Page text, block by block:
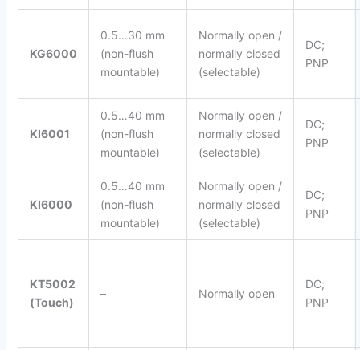
KG6000
0.5…30 mm
(non-flush
mountable)
Normally open /
normally closed
(selectable)
DC;
PNP
KI6001
0.5…40 mm
(non-flush
mountable)
Normally open /
normally closed
(selectable)
DC;
PNP
KI6000
0.5…40 mm
(non-flush
mountable)
Normally open /
normally closed
(selectable)
DC;
PNP
KT5002
(Touch)
– Normally open
DC;
PNP